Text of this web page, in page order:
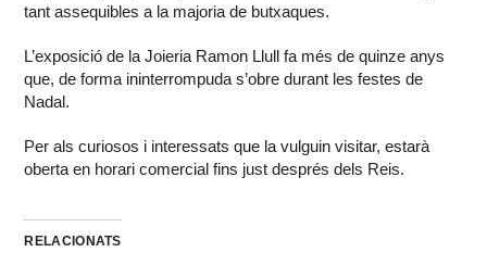
tant assequibles a la majoria de butxaques.
L’exposició de la Joieria Ramon Llull fa més de quinze anys
que, de forma ininterrompuda s’obre durant les festes de
Nadal.
Per als curiosos i interessats que la vulguin visitar, estarà
oberta en horari comercial fins just després dels Reis.
RELACIONATS